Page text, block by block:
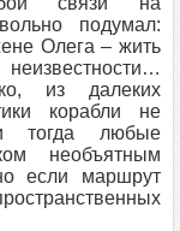
подумал:
Олега – жить
из далеких
корабли не
тогда любые
необъятным
если маршрут